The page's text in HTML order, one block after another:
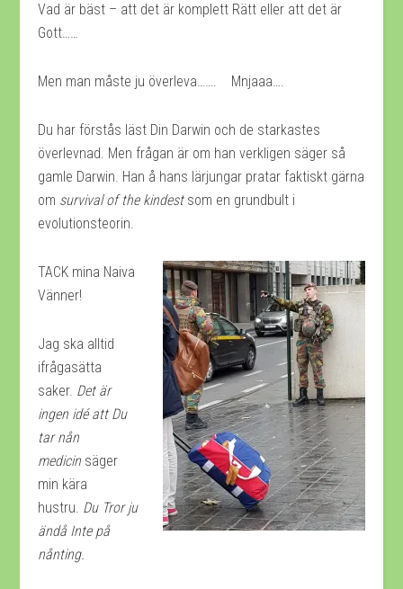
Vad är bäst – att det är komplett Rätt eller att det är
Gott……
Men man måste ju överleva……. Mnjaaa….
Du har förstås läst Din Darwin och de starkastes
överlevnad. Men frågan är om han verkligen säger så
gamle Darwin. Han å hans lärjungar pratar faktiskt gärna
om survival of the kindest som en grundbult i
evolutionsteorin.
TACK mina Naiva
Vänner!
Jag ska alltid
ifrågasätta
saker. Det är
ingen idé att Du
tar nån
medicin säger
min kära
hustru. Du Tror ju
ändå Inte på
nånting.